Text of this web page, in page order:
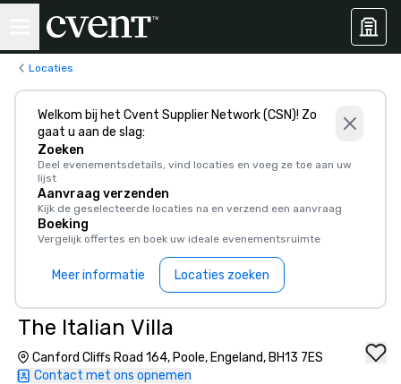
Locaties
Welkom bij het Cvent Supplier Network (CSN)! Zo
gaat u aan de slag:
Zoeken
Deel evenementsdetails, vind locaties en voeg ze toe aan uw
lijst
Aanvraag verzenden
Kijk de geselecteerde locaties na en verzend een aanvraag
Boeking
Vergelijk offertes en boek uw ideale evenementsruimte
Meer informatie Locaties zoeken
The Italian Villa
Canford Cliffs Road 164, Poole, Engeland, BH13 7ES
Contact met ons opnemen